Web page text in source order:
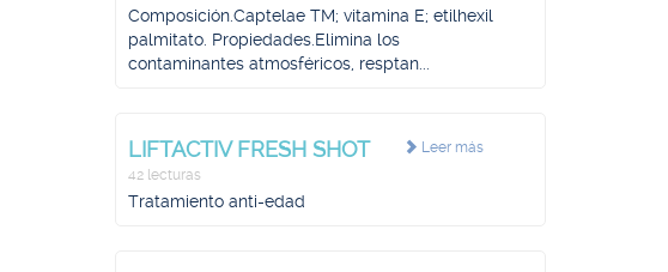
Composición.Captelae TM; vitamina E; etilhexil
palmitato. Propiedades.Elimina los
contaminantes atmosféricos, resptan...
Leer más
LIFTACTIV FRESH SHOT
42 lecturas
Tratamiento anti-edad